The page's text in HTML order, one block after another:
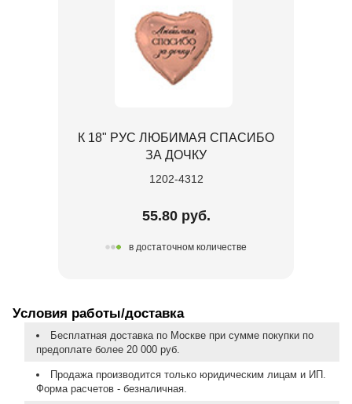
К 18" РУС ЛЮБИМАЯ СПАСИБО
ЗА ДОЧКУ
1202-4312
55.80 руб.
в достаточном количестве
Условия работы/доставка
Бесплатная доставка по Москве при сумме покупки по
предоплате более 20 000 руб.
Продажа производится только юридическим лицам и ИП.
Форма расчетов - безналичная.